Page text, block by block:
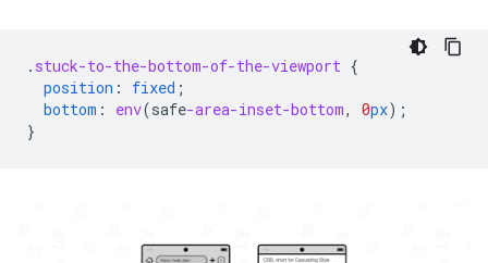
. stuck-to-the-bottom-of-the-viewport {
position : fixed ;
bottom : env(safe-area-inset-bottom, 0px);
}